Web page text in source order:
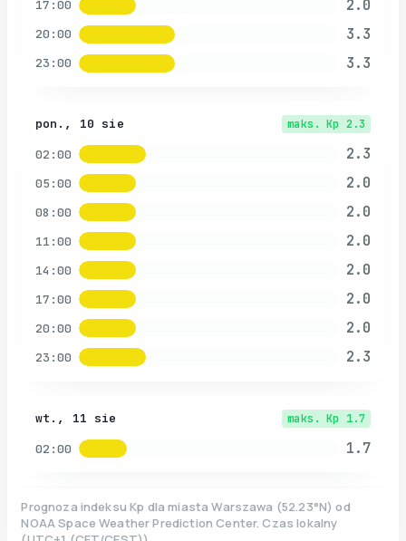
17:00 2.0
20:00 3.3
23:00 3.3
pon., 10 sie maks. Kp 2.3
02:00 2.3
05:00 2.0
08:00 2.0
11:00 2.0
14:00 2.0
17:00 2.0
20:00 2.0
23:00 2.3
wt., 11 sie maks. Kp 1.7
02:00 1.7
Prognoza indeksu Kp dla miasta Warszawa (52.23°N)od
NOAA Space Weather Prediction Center. Czas lokalny